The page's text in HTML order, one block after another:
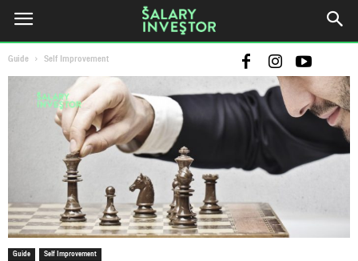
Guide Self Improvement
Guide Self Improvement